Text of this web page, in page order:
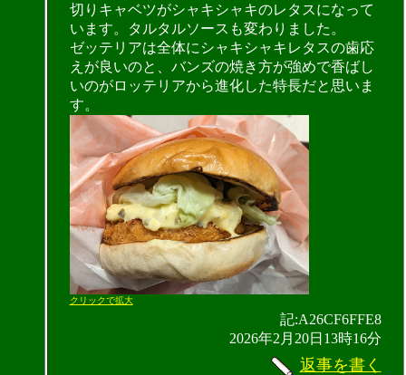
切りキャベツがシャキシャキのレタスになって
います。タルタルソースも変わりました。
ゼッテリアは全体にシャキシャキレタスの歯応
えが良いのと、バンズの焼き方が強めで香ばし
いのがロッテリアから進化した特長だと思いま
す。
クリックで拡大
記:A26CF6FFE8
2026年2月20日13時16分
返事を書く